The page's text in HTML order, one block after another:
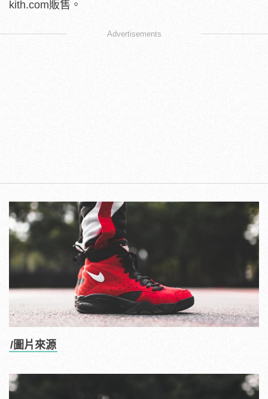
kith.com販售。
Advertisements
/圖片來源